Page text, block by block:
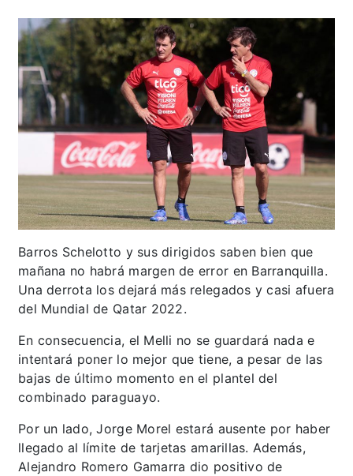
Barros Schelotto y sus dirigidos saben bien que
mañana no habrá margen de error en Barranquilla.
Una derrota los dejará más relegados y casi afuera
del Mundial de Qatar 2022.
En consecuencia, el Melli no se guardará nada e
intentará poner lo mejor que tiene, a pesar de las
bajas de último momento en el plantel del
combinado paraguayo.
Por un lado, Jorge Morel estará ausente por haber
llegado al límite de tarjetas amarillas. Además,
Alejandro Romero Gamarra dio positivo de